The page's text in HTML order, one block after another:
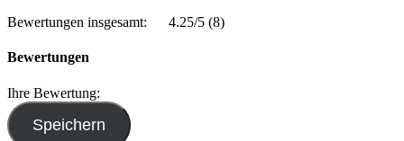
Bewertungen insgesamt:
4.25/5 (8)
Bewertungen
Ihre Bewertung: